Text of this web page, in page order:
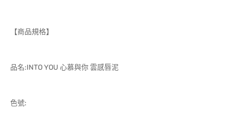
【商品規格】
品名:INTO YOU 心慕與你 雲感唇泥
色號: